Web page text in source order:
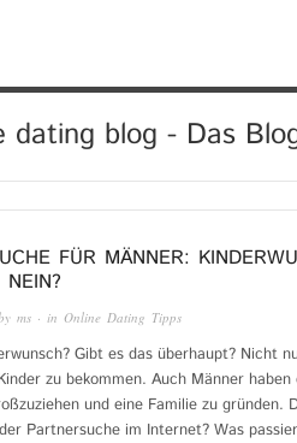
dating blog - Das
FÜR MÄNNER:
ms · in Online Dating Tipps
Gibt es das überhaupt? Nicht
zu bekommen. Auch Männer haben
und eine Familie zu gründen.
Partnersuche im Internet? Was